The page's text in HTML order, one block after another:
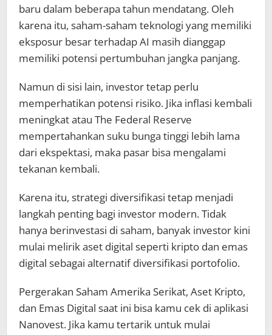
baru dalam beberapa tahun mendatang. Oleh
karena itu, saham-saham teknologi yang memiliki
eksposur besar terhadap AI masih dianggap
memiliki potensi pertumbuhan jangka panjang.
Namun di sisi lain, investor tetap perlu
memperhatikan potensi risiko. Jika inflasi kembali
meningkat atau The Federal Reserve
mempertahankan suku bunga tinggi lebih lama
dari ekspektasi, maka pasar bisa mengalami
tekanan kembali.
Karena itu, strategi diversifikasi tetap menjadi
langkah penting bagi investor modern. Tidak
hanya berinvestasi di saham, banyak investor kini
mulai melirik aset digital seperti kripto dan emas
digital sebagai alternatif diversifikasi portofolio.
Pergerakan Saham Amerika Serikat, Aset Kripto,
dan Emas Digital saat ini bisa kamu cek di aplikasi
Nanovest. Jika kamu tertarik untuk mulai